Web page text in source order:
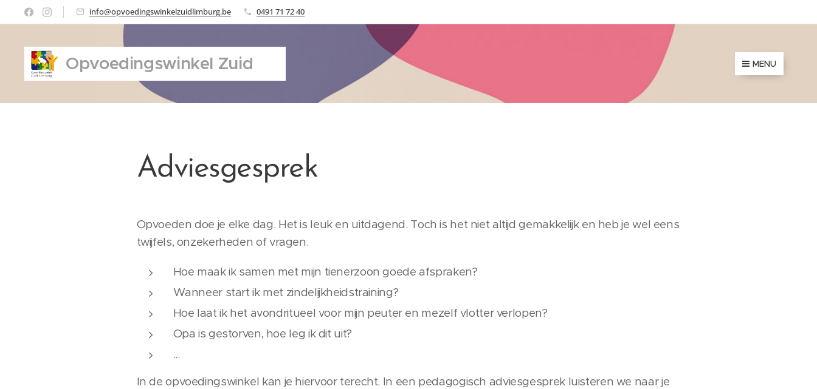
info@opvoedingswinkelzuidlimburg.be 0491 71 72 40
Opvoedingswinkel Zuid
MENU
Adviesgesprek
Opvoeden doe je elke dag. Het is leuk en uitdagend. Toch is het niet altijd gemakkelijk en heb je wel eens
twijfels, onzekerheden of vragen.
Hoe maak ik samen met mijn tienerzoon goede afspraken?
Wanneer start ik met zindelijkheidstraining?
Hoe laat ik het avondritueel voor mijn peuter en mezelf vlotter verlopen?
Opa is gestorven, hoe leg ik dit uit?
...
In de opvoedingswinkel kan je hiervoor terecht. In een pedagogisch adviesgesprek luisteren we naar je